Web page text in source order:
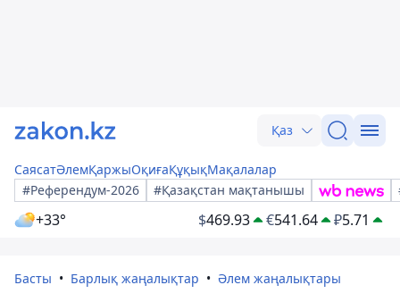
Қаз
СаясатӘлемҚаржыОқиғаҚұқықМақалалар
#Референдум-2026
#Қазақстан мақтанышы
+33° $469.93 €541.64 ₽5.71
Басты Барлық жаңалықтар Әлем жаңалықтары